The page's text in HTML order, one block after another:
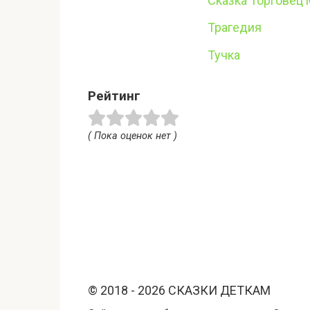
Трагедия
Тучка
Рейтинг
( Пока оценок нет )
© 2018 - 2026 СКАЗКИ ДЕТКАМ